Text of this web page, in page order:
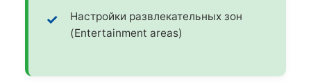
Настройки развлекательных зон
(Entertainment areas)